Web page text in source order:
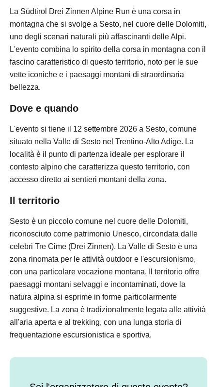
La Südtirol Drei Zinnen Alpine Run è una corsa in
montagna che si svolge a Sesto, nel cuore delle Dolomiti,
uno degli scenari naturali più affascinanti delle Alpi.
L'evento combina lo spirito della corsa in montagna con il
fascino caratteristico di questo territorio, noto per le sue
vette iconiche e i paesaggi montani di straordinaria
bellezza.
Dove e quando
L'evento si tiene il 12 settembre 2026 a Sesto, comune
situato nella Valle di Sesto nel Trentino-Alto Adige. La
località è il punto di partenza ideale per esplorare il
contesto alpino che caratterizza questo territorio, con
accesso diretto ai sentieri montani della zona.
Il territorio
Sesto è un piccolo comune nel cuore delle Dolomiti,
riconosciuto come patrimonio Unesco, circondata dalle
celebri Tre Cime (Drei Zinnen). La Valle di Sesto è una
zona rinomata per le attività outdoor e l'escursionismo,
con una particolare vocazione montana. Il territorio offre
paesaggi montani selvaggi e incontaminati, dove la
natura alpina si esprime in forme particolarmente
suggestive. La zona è tradizionalmente legata alle attività
all'aria aperta e al trekking, con una lunga storia di
frequentazione escursionistica e sportiva.